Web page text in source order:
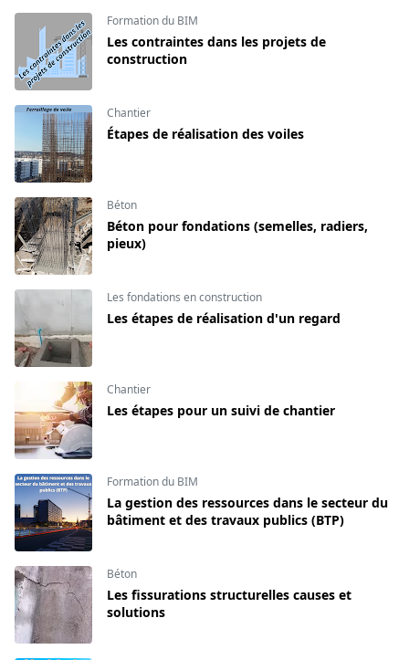
Formation du BIM
Les contraintes dans les projets de
construction
Chantier
Étapes de réalisation des voiles
Béton
Béton pour fondations (semelles, radiers,
pieux)
Les fondations en construction
Les étapes de réalisation d'un regard
Chantier
Les étapes pour un suivi de chantier
Formation du BIM
La gestion des ressources dans le secteur du
bâtiment et des travaux publics (BTP)
Béton
Les fissurations structurelles causes et
solutions